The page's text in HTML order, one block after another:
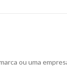
ou uma